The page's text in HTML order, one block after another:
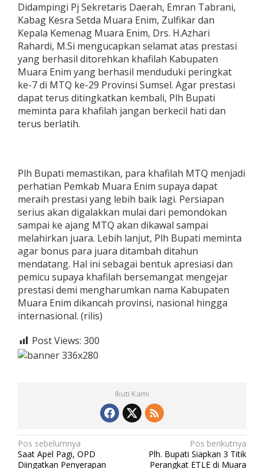
Didampingi Pj Sekretaris Daerah, Emran Tabrani,
Kabag Kesra Setda Muara Enim, Zulfikar dan
Kepala Kemenag Muara Enim, Drs. H.Azhari
Rahardi, M.Si mengucapkan selamat atas prestasi
yang berhasil ditorehkan khafilah Kabupaten
Muara Enim yang berhasil menduduki peringkat
ke-7 di MTQ ke-29 Provinsi Sumsel. Agar prestasi
dapat terus ditingkatkan kembali, Plh Bupati
meminta para khafilah jangan berkecil hati dan
terus berlatih.
Plh Bupati memastikan, para khafilah MTQ menjadi
perhatian Pemkab Muara Enim supaya dapat
meraih prestasi yang lebih baik lagi. Persiapan
serius akan digalakkan mulai dari pemondokan
sampai ke ajang MTQ akan dikawal sampai
melahirkan juara. Lebih lanjut, Plh Bupati meminta
agar bonus para juara ditambah ditahun
mendatang. Hal ini sebagai bentuk apresiasi dan
pemicu supaya khafilah bersemangat mengejar
prestasi demi mengharumkan nama Kabupaten
Muara Enim dikancah provinsi, nasional hingga
internasional. (rilis)
Post Views: 300
Ikuti Kami
N
a
Pos sebelumnya
Saat Apel Pagi, OPD
Diingatkan Penyerapan
Pos berikutnya
Plh. Bupati Siapkan 3 Titik
Perangkat ETLE di Muara